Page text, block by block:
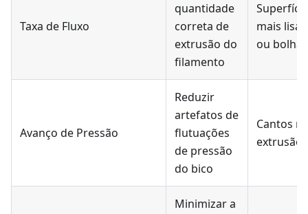
Taxa de Fluxo
quantidade
correta de
extrusão do
filamento
mais lisa,
ou bolhas
Avanço de Pressão
Reduzir
artefatos de
flutuações
de pressão
do bico
Cantos
extrusão
Minimizar a